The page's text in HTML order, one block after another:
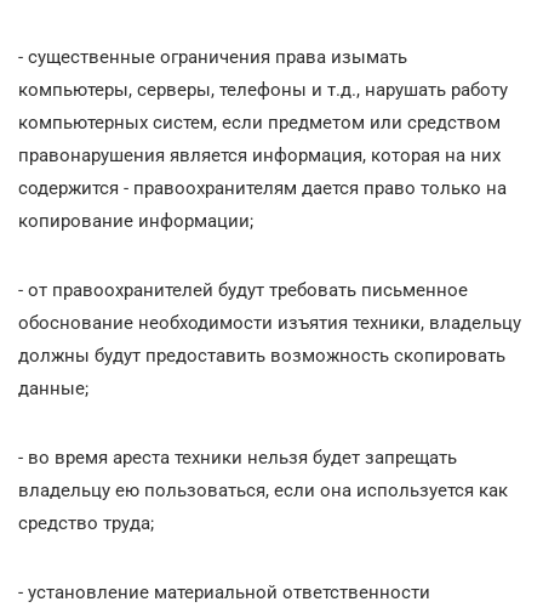
- существенные ограничения права изымать
компьютеры, серверы, телефоны и т.д., нарушать работу
компьютерных систем, если предметом или средством
правонарушения является информация, которая на них
содержится - правоохранителям дается право только на
копирование информации;
- от правоохранителей будут требовать письменное
обоснование необходимости изъятия техники, владельцу
должны будут предоставить возможность скопировать
данные;
- во время ареста техники нельзя будет запрещать
владельцу ею пользоваться, если она используется как
средство труда;
- установление материальной ответственности